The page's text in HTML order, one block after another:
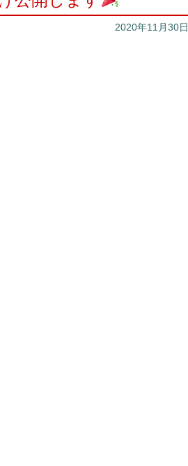
2020年11月30日